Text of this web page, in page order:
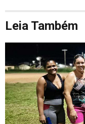
Leia Também